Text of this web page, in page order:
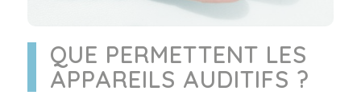
QUE PERMETTENT LES
APPAREILS AUDITIFS ?